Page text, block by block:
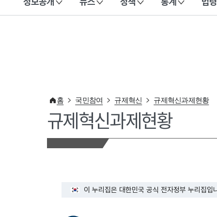
이 누리집은 대한민국 공식 전자정부 누리집입니다.
홈 국민참여 규제혁신 규제혁신과제현황
규제혁신과제현황